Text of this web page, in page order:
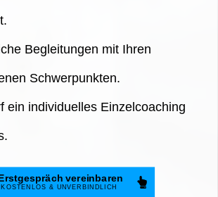
Begleitungen mit Ihren
Schwerpunkten.
ein individuelles Einzelcoaching
vereinbaren
KOSTENLOS & UNVERBINDLICH